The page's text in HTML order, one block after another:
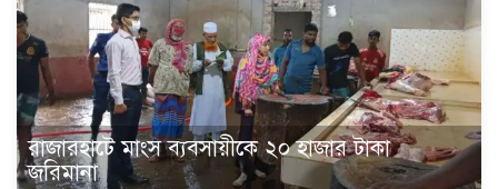
রাজারহাটে মাংস ব্যবসায়ীকে ২০ হাজার টাকা
জরিমানা